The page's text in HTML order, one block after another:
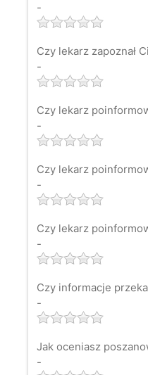
-
Czy lekarz zapoznał
-
Czy lekarz
-
Czy lekarz
-
Czy lekarz
-
Czy informacje
-
Jak oceniasz
-